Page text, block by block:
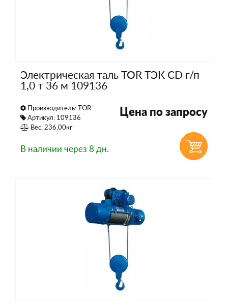
Электрическая таль TOR ТЭК CD г/п
1,0 т 36 м 109136
Производитель:TOR
Артикул: 109136
Вес: 236,00кг
Цена по запросу
В наличии через 8 дн.